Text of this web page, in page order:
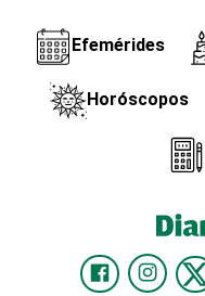
Efemérides
Horóscopos